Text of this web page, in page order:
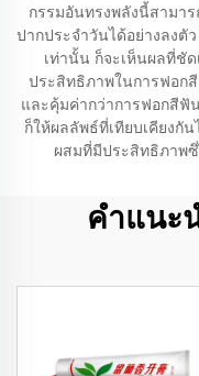
กรรมอันทรงพลังนี้สามา
ปากประจำวันได้อย่างลงตั
เท่านั้น ก็จะเห็นผลที่ชั
ประสิทธิภาพในการฟอก
และคุ้มค่ากว่าการฟอกสี
ก็ให้ผลลัพธ์ที่เทียบเคียงกั
ผสมที่มีประสิทธิภาพ
คำแนะ